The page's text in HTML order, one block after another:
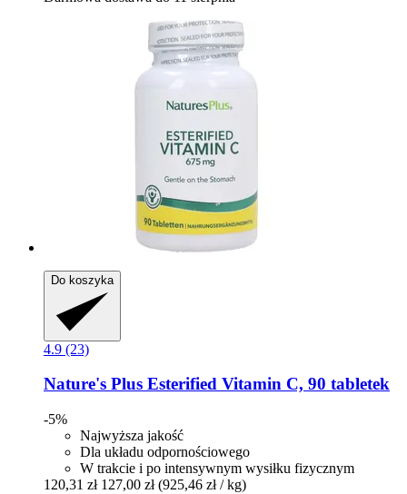
Do koszyka
4.9 (23)
Nature's Plus Esterified Vitamin C, 90 tabletek
-5%
Najwyższa jakość
Dla układu odpornościowego
W trakcie i po intensywnym wysiłku fizycznym
120,31 zł 127,00 zł (925,46 zł / kg)